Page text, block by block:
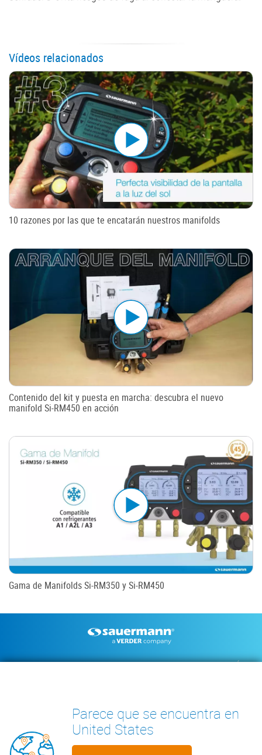
Vídeos relacionados
10 razones por las que te encatarán nuestros manifolds
Contenido del kit y puesta en marcha: descubra el nuevo
manifold Si-RM450 en acción
Gama de Manifolds Si-RM350 y Si-RM450
Footer
BOMBAS DE CONDENSADOS
INSTRUMENTOS DE MEDICIÓN
Parece que se encuentra en
United States